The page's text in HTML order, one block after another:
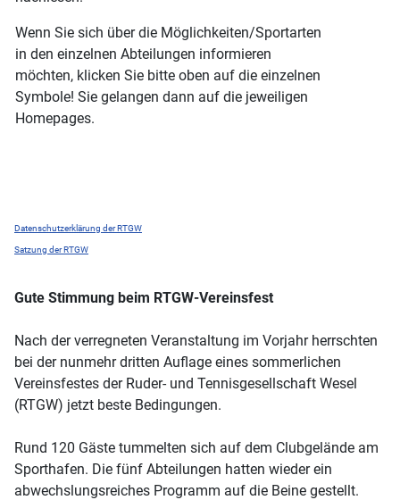
Wenn Sie sich über die Möglichkeiten/Sportarten
in den einzelnen Abteilungen informieren
möchten, klicken Sie bitte oben auf die einzelnen
Symbole! Sie gelangen dann auf die jeweiligen
Homepages.
Datenschutzerklärung der RTGW
Satzung der RTGW
Gute Stimmung beim RTGW-Vereinsfest
Nach der verregneten Veranstaltung im Vorjahr herrschten
bei der nunmehr dritten Auflage eines sommerlichen
Vereinsfestes der Ruder- und Tennisgesellschaft Wesel
(RTGW) jetzt beste Bedingungen.
Rund 120 Gäste tummelten sich auf dem Clubgelände am
Sporthafen. Die fünf Abteilungen hatten wieder ein
abwechslungsreiches Programm auf die Beine gestellt.